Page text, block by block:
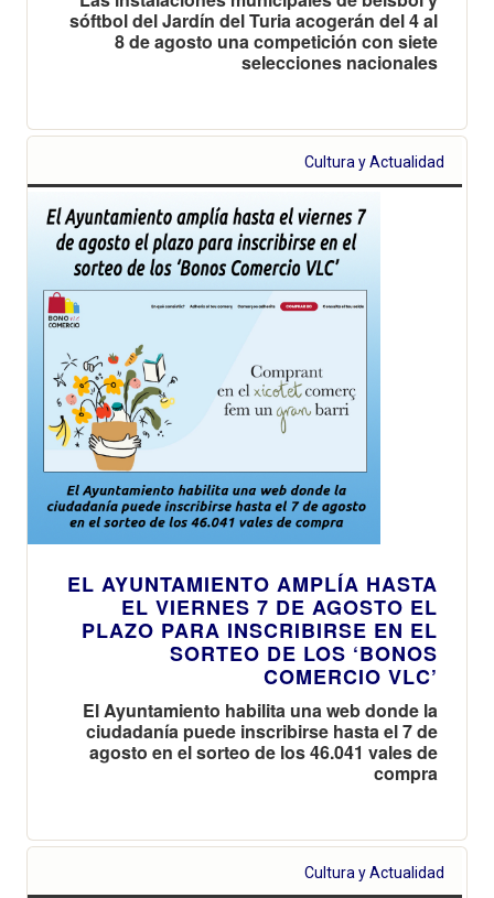
sóftbol del Jardín del Turia acogerán del 4 al
8 de agosto una competición con siete
selecciones nacionales
Cultura y Actualidad
EL AYUNTAMIENTO AMPLÍA HASTA
EL VIERNES 7 DE AGOSTO EL
PLAZO PARA INSCRIBIRSE EN EL
SORTEO DE LOS ‘BONOS
COMERCIO VLC’
El Ayuntamiento habilita una web donde la
ciudadanía puede inscribirse hasta el 7 de
agosto en el sorteo de los 46.041 vales de
compra
Cultura y Actualidad